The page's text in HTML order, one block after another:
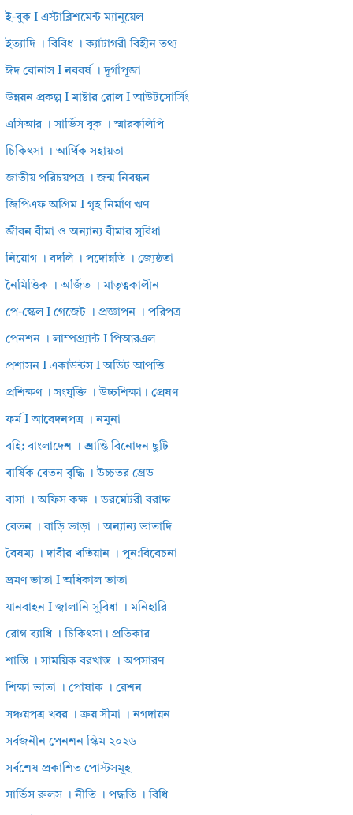
ই-বুক I এস্টাব্লিশমেন্ট ম্যানুয়েল
ইত্যাদি । বিবিধ । ক্যাটাগরী বিহীন তথ্য
ঈদ বোনাস I নববর্ষ । দূর্গাপূজা
উন্নয়ন প্রকল্প I মাষ্টার রোল I আউটসোর্সিং
এসিআর । সার্ভিস বুক । স্মারকলিপি
চিকিৎসা । আর্থিক সহায়তা
জাতীয় পরিচয়পত্র । জন্ম নিবন্ধন
জিপিএফ অগ্রিম I গৃহ নির্মাণ ঋণ
জীবন বীমা ও অন্যান্য বীমার সুবিধা
নিয়োগ । বদলি । পদোন্নতি । জ্যেষ্ঠতা
নৈমিত্তিক । অর্জিত । মাতৃত্বকালীন
পে-স্কেল I গেজেট । প্রজ্ঞাপন । পরিপত্র
পেনশন । লাম্পগ্র্যান্ট I পিআরএল
প্রশাসন I একাউন্টস I অডিট আপত্তি
প্রশিক্ষণ । সংযুক্তি । উচ্চশিক্ষা। প্রেষণ
ফর্ম I আবেদনপত্র । নমুনা
বহি: বাংলাদেশ । শ্রান্তি বিনোদন ছুটি
বার্ষিক বেতন বৃদ্ধি । উচ্চতর গ্রেড
বাসা । অফিস কক্ষ । ডরমেটরী বরাদ্দ
বেতন । বাড়ি ভাড়া । অন্যান্য ভাতাদি
বৈষম্য । দাবীর খতিয়ান । পুন:বিবেচনা
ভ্রমণ ভাতা I অধিকাল ভাতা
যানবাহন I জ্বালানি সুবিধা । মনিহারি
রোগ ব্যাধি । চিকিৎসা। প্রতিকার
শাস্তি । সাময়িক বরখাস্ত । অপসারণ
শিক্ষা ভাতা । পোষাক । রেশন
সঞ্চয়পত্র খবর । ক্রয় সীমা । নগদায়ন
সর্বজনীন পেনশন স্কিম ২০২৬
সর্বশেষ প্রকাশিত পোস্টসমূহ
সার্ভিস রুলস । নীতি । পদ্ধতি । বিধি